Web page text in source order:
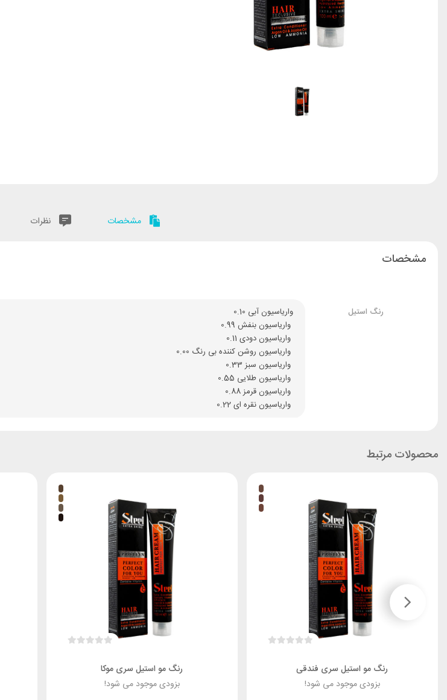
مشخصات نظرات
مشخصات
رنگ استیل
واریاسیون آبی 0.10
محصولات مرتبط
رنگ مو استیل سری فندقی
بزودی موجود می شود!
رنگ مو استیل سری موکا
بزودی موجود می شود!